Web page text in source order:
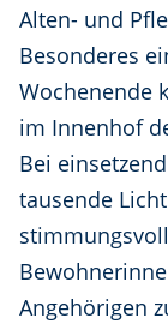
Alten- und
Besonderes
Wochenende
im Innenhof
Bei
tausende
Angehörigen